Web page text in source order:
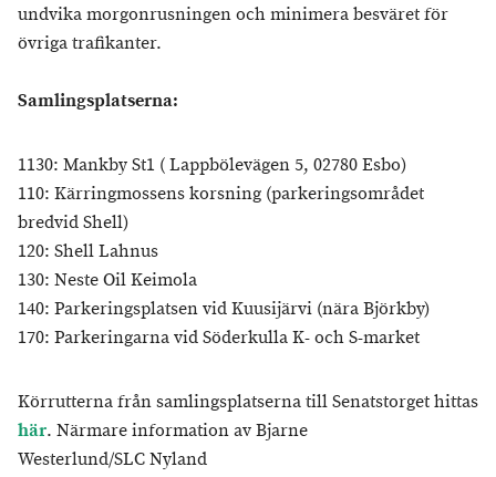
undvika morgonrusningen och minimera besväret för
övriga trafikanter.
Samlingsplatserna:
1130: Mankby St1 ( Lappbölevägen 5, 02780 Esbo)
110: Kärringmossens korsning (parkeringsområdet
bredvid Shell)
120: Shell Lahnus
130: Neste Oil Keimola
140: Parkeringsplatsen vid Kuusijärvi (nära Björkby)
170: Parkeringarna vid Söderkulla K- och S-market
Körrutterna från samlingsplatserna till Senatstorget hittas
här. Närmare information av Bjarne
Westerlund/SLC Nyland